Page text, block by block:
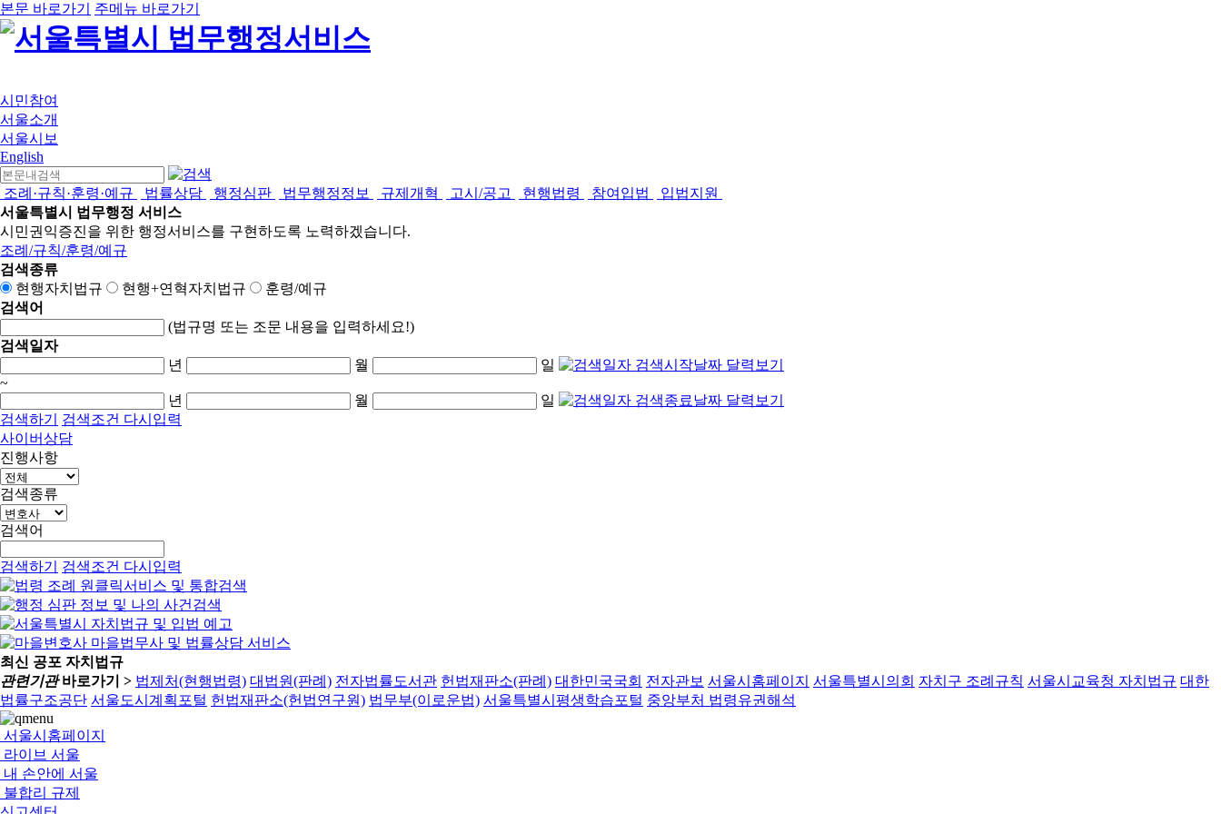
본문 바로가기 주메뉴 바로가기
시민참여
서울소개
서울시보
English
조례·규칙·훈령·예규 법률상담 행정심판 법무행정정보 규제개혁 고시/공고 현행법령 참여입법
입법지원
서울특별시 법무행정 서비스
시민권익증진을 위한 행정서비스를 구현하도록 노력하겠습니다.
조례/규칙/훈령/예규
검색종류
현행자치법규
현행+연혁자치법규
훈령/예규
검색어
(법규명 또는 조문 내용을 입력하세요!)
검색일자
년
월
일
~
년
월
일
검색하기
검색조건 다시입력
사이버상담
진행사항
검색종류
검색어
검색하기 검색조건 다시입력
최신 공포 자치법규
관련기관바로가기 > 법제처(현행법령) 대법원(판례) 전자법률도서관 헌법재판소(판례) 대한민국국회 전자관보 서울시홈페이지 서울특별시의회 자치구 조례규칙 서울시교육청 자치법규 대한
법률구조공단 서울도시계획포털 헌법재판소(헌법연구원) 법무부(이로운법) 서울특별시평생학습포털 중앙부처 법령유권해석
서울시홈페이지
라이브 서울
내 손안에 서울
불합리 규제